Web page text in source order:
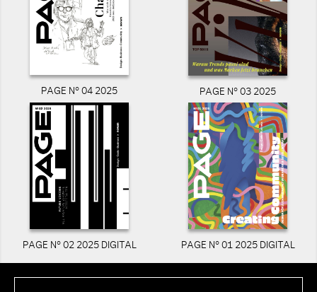
PAGE N° 04 2025 PAGE N° 03 2025
PAGE N° 02 2025 DIGITAL PAGE N° 01 2025 DIGITAL